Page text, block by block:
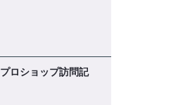
プロショップ訪問記